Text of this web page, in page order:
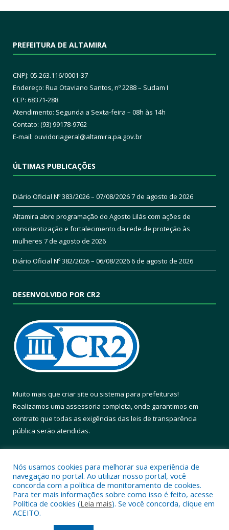
PREFEITURA DE ALTAMIRA
CNPJ: 05.263.116/0001-37
Endereço: Rua Otaviano Santos, nº 2288 – Sudam I
CEP: 68371-288
Atendimento: Segunda a Sexta-feira – 08h às 14h
Contato: (93) 99178-9762
E-mail: ouvidoriageral@altamira.pa.gov.br
ÚLTIMAS PUBLICAÇÕES
Diário Oficial Nº 383/2026 – 07/08/20267 de agosto de 2026
Altamira abre programação do Agosto Lilás com ações de
conscientização e fortalecimento da rede de proteção às
mulheres 7 de agosto de 2026
Diário Oficial Nº 382/2026 – 06/08/20266 de agosto de 2026
DESENVOLVIDO POR CR2
Muito mais que criar site ou sistema para prefeituras!
Realizamos uma assessoria completa, onde garantimos em
contrato que todas as exigências das leis de transparência
pública serão atendidas.
Todos os direitos reservados a Prefeitura Municipal de Altamira.
Nós usamos cookies para melhorar sua experiência de
navegação no portal. Ao utilizar nosso portal, você
concorda com a política de monitoramento de cookies.
Para ter mais informações sobre como isso é feito, acesse
Política de cookies (Leia mais). Se você concorda, clique em
ACEITO.